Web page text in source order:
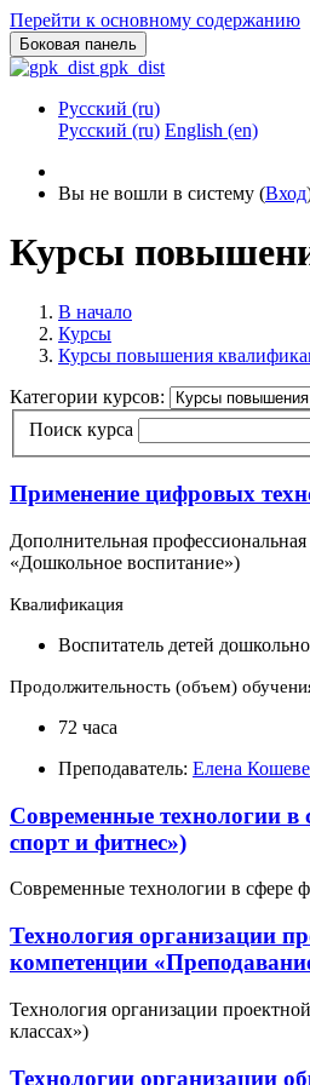
Перейти к основному содержанию
Боковая панель
gpk_dist
Русский ‎(ru)‎
Русский ‎(ru)‎ English ‎(en)‎
Вы не вошли в систему (Вход
Курсы
В начало
Курсы
Курсы повышения
Категории курсов:
Поиск курса
Применение цифровых
Дополнительная
«Дошкольное воспитание»)
Квалификация
Воспитатель детей
Продолжительность (объем)
72 часа
Преподаватель: Елена
Современные технологии в
спорт и фитнес»)
Современные технологии в сфере
Технология организации
компетенции
Технология организации
классах»)
Технологии организации